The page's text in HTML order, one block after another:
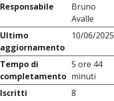
Responsabile
Bruno
Avalle
Ultimo
aggiornamento
10/06/2025
Tempo di
completamento
5 ore 44
minuti
Iscritti
8